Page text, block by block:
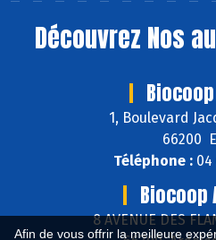
Afin de vous offrir la meilleure
Découvrez Nos
1, Boulevard
66200
Téléphone :04
Biocoop
8 AVENUE DES